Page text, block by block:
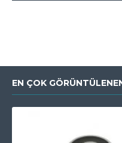
EN ÇOK